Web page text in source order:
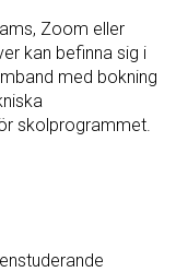
Zoom eller
kan befinna sig i
med bokning
skolprogrammet.